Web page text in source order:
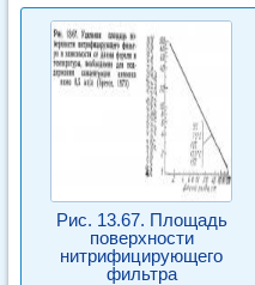
Рис. 13.67. Площадь
поверхности
нитрифицирующего
фильтра